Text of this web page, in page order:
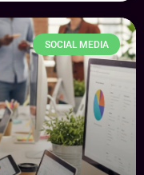
SOCIAL MEDIA